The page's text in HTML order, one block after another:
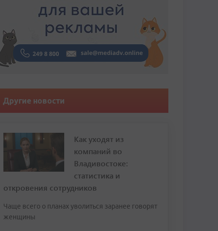
Другие новости
Как уходят из
компаний во
Владивостоке:
статистика и
откровения сотрудников
Чаще всего о планах уволиться заранее говорят
женщины